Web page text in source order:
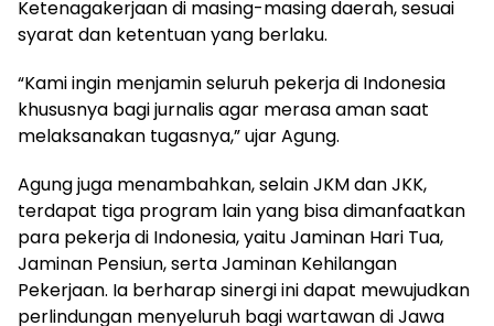
Ketenagakerjaan di masing-masing daerah, sesuai
syarat dan ketentuan yang berlaku.
“Kami ingin menjamin seluruh pekerja di Indonesia
khususnya bagi jurnalis agar merasa aman saat
melaksanakan tugasnya,” ujar Agung.
Agung juga menambahkan, selain JKM dan JKK,
terdapat tiga program lain yang bisa dimanfaatkan
para pekerja di Indonesia, yaitu Jaminan Hari Tua,
Jaminan Pensiun, serta Jaminan Kehilangan
Pekerjaan. Ia berharap sinergi ini dapat mewujudkan
perlindungan menyeluruh bagi wartawan di Jawa